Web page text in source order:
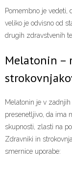
Pomembno je vedeti,
veliko je odvisno od
drugih zdravstvenih
Melatonin –
Melatonin je v
presenetljivo, da ima
skupnosti, zlasti na
Zdravniki in
smernice uporabe: